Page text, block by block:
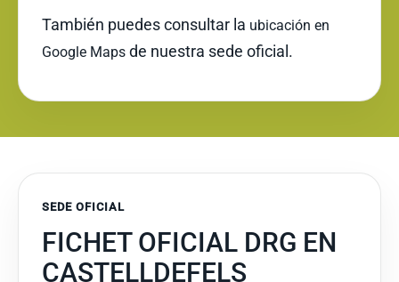
También puedes consultar la ubicación en
Google Maps de nuestra sede oficial.
SEDE OFICIAL
FICHET OFICIAL DRG EN
CASTELLDEFELS